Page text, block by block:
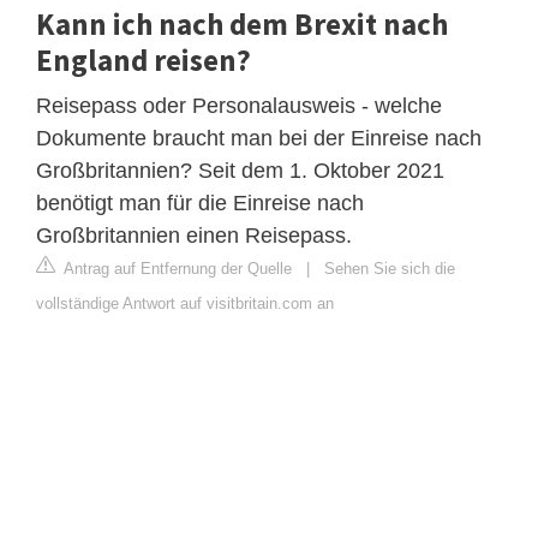
Kann ich nach dem Brexit nach
England reisen?
Reisepass oder Personalausweis - welche
Dokumente braucht man bei der Einreise nach
Großbritannien? Seit dem 1. Oktober 2021
benötigt man für die Einreise nach
Großbritannien einen Reisepass.
Antrag auf Entfernung der Quelle
Sehen Sie sich die
vollständige Antwort auf visitbritain.com an